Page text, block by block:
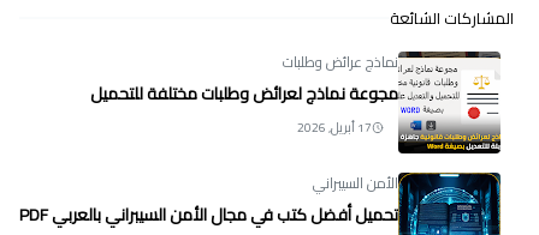
المشاركات الشائعة
نماذج عرائض وطلبات
مجوعة نماذج لعرائض وطلبات مختلفة للتحميل
17 أبريل, 2026
الأمن السيبراني
تحميل أفضل كتب في مجال الأمن السيبراني بالعربي PDF